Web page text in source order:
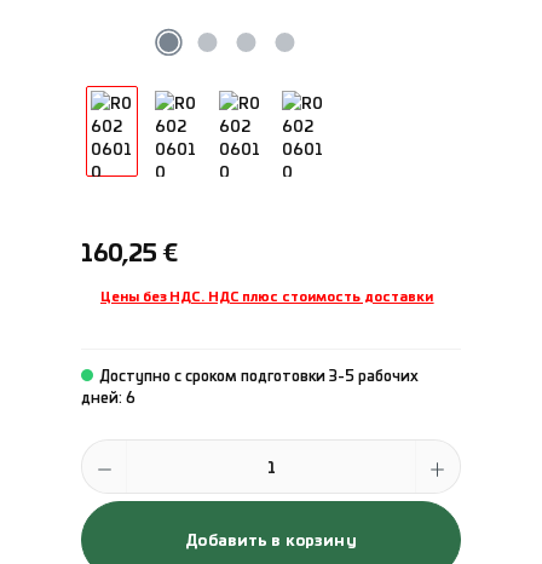
Обычная цена:
160,25 €
Цены без НДС. НДС плюс стоимость доставки
Доступно с сроком подготовки 3-5 рабочих
дней: 6
Количество продукта: введите желаемое количество или
Добавить в корзину